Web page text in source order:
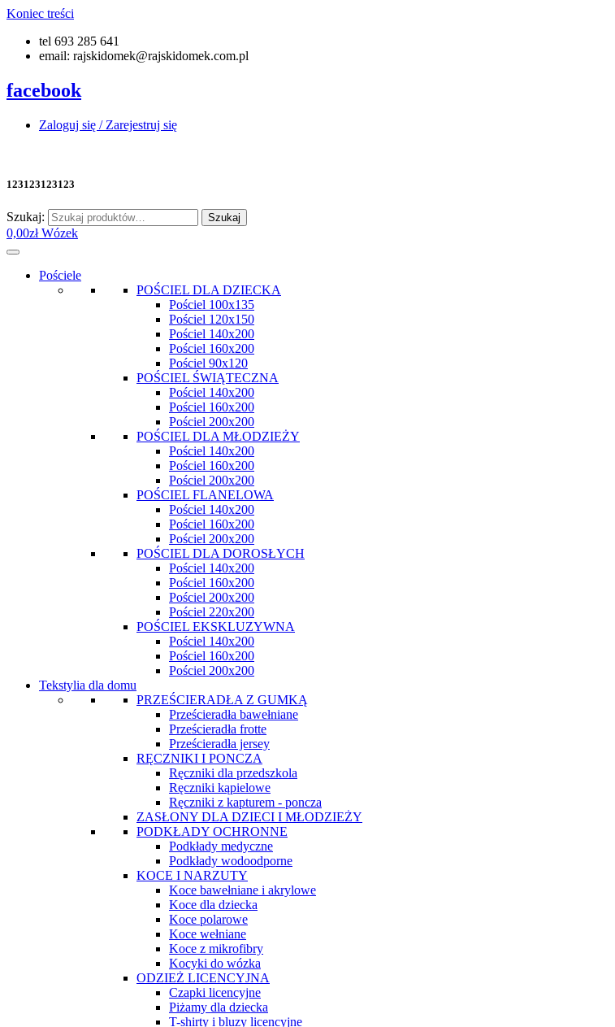
Koniec treści
tel 693 285 641
email: rajskidomek@rajskidomek.com.pl
facebook
Zaloguj się / Zarejestruj się
123123123123
Szukaj: Szukaj
0,00zł Wózek
Pościele
POŚCIEL DLA DZIECKA
Pościel 100x135
Pościel 120x150
Pościel 140x200
Pościel 160x200
Pościel 90x120
POŚCIEL ŚWIĄTECZNA
Pościel 140x200
Pościel 160x200
Pościel 200x200
POŚCIEL DLA MŁODZIEŻY
Pościel 140x200
Pościel 160x200
Pościel 200x200
POŚCIEL FLANELOWA
Pościel 140x200
Pościel 160x200
Pościel 200x200
POŚCIEL DLA DOROSŁYCH
Pościel 140x200
Pościel 160x200
Pościel 200x200
Pościel 220x200
POŚCIEL EKSKLUZYWNA
Pościel 140x200
Pościel 160x200
Pościel 200x200
Tekstylia dla domu
PRZEŚCIERADŁA Z GUMKĄ
Prześcieradła bawełniane
Prześcieradła frotte
Prześcieradła jersey
RĘCZNIKI I PONCZA
Ręczniki dla przedszkola
Ręczniki kąpielowe
Ręczniki z kapturem - poncza
ZASŁONY DLA DZIECI I MŁODZIEŻY
PODKŁADY OCHRONNE
Podkłady medyczne
Podkłady wodoodporne
KOCE I NARZUTY
Koce bawełniane i akrylowe
Koce dla dziecka
Koce polarowe
Koce wełniane
Koce z mikrofibry
Kocyki do wózka
ODZIEŻ LICENCYJNA
Czapki licencyjne
Piżamy dla dziecka
T-shirty i bluzy licencyjne